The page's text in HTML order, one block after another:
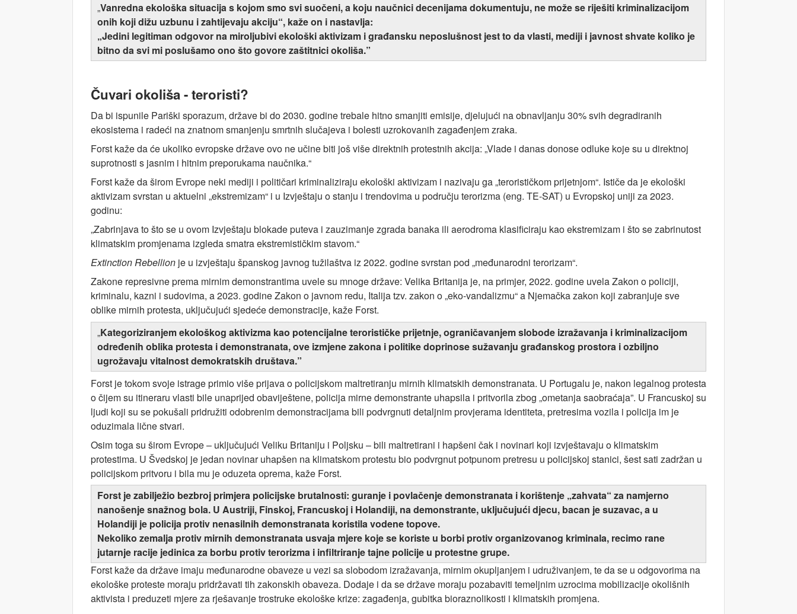
„Vanredna ekološka situacija s kojom smo svi suočeni, a koju naučnici decenijama dokumentuju, ne može se riješiti kriminalizacijom
onih koji dižu uzbunu i zahtijevaju akciju“, kaže on i nastavlja:
„Jedini legitiman odgovor na miroljubivi ekološki aktivizam i građansku neposlušnost jest to da vlasti, mediji i javnost shvate koliko je
bitno da svi mi poslušamo ono što govore zaštitnici okoliša.”
Čuvari okoliša - teroristi?
Da bi ispunile Pariški sporazum, države bi do 2030. godine trebale hitno smanjiti emisije, djelujući na obnavljanju 30% svih degradiranih
ekosistema i radeći na znatnom smanjenju smrtnih slučajeva i bolesti uzrokovanih zagađenjem zraka.
Forst kaže da će ukoliko evropske države ovo ne učine biti još više direktnih protestnih akcija: „Vlade i danas donose odluke koje su u direktnoj
suprotnosti s jasnim i hitnim preporukama naučnika.“
Forst kaže da širom Evrope neki mediji i političari kriminaliziraju ekološki aktivizam i nazivaju ga „terorističkom prijetnjom“. Ističe da je ekološki
aktivizam svrstan u aktuelni „ekstremizam“ i u Izvještaju o stanju i trendovima u području terorizma (eng. TE-SAT) u Evropskoj uniji za 2023.
godinu:
„Zabrinjava to što se u ovom Izvještaju blokade puteva i zauzimanje zgrada banaka ili aerodroma klasificiraju kao ekstremizam i što se zabrinutost
klimatskim promjenama izgleda smatra ekstremističkim stavom.“
Extinction Rebellion je u izvještaju španskog javnog tužilaštva iz 2022. godine svrstan pod „međunarodni terorizam“.
Zakone represivne prema mirnim demonstrantima uvele su mnoge države: Velika Britanija je, na primjer, 2022. godine uvela Zakon o policiji,
kriminalu, kazni i sudovima, a 2023. godine Zakon o javnom redu, Italija tzv. zakon o „eko-vandalizmu“ a Njemačka zakon koji zabranjuje sve
oblike mirnih protesta, uključujući sjedeće demonstracije, kaže Forst.
„Kategoriziranjem ekološkog aktivizma kao potencijalne terorističke prijetnje, ograničavanjem slobode izražavanja i kriminalizacijom
određenih oblika protesta i demonstranata, ove izmjene zakona i politike doprinose sužavanju građanskog prostora i ozbiljno
ugrožavaju vitalnost demokratskih društava.”
Forst je tokom svoje istrage primio više prijava o policijskom maltretiranju mirnih klimatskih demonstranata. U Portugalu je, nakon legalnog protesta
o čijem su itineraru vlasti bile unaprijed obaviještene, policija mirne demonstrante uhapsila i pritvorila zbog „ometanja saobraćaja”. U Francuskoj su
ljudi koji su se pokušali pridružiti odobrenim demonstracijama bili podvrgnuti detaljnim provjerama identiteta, pretresima vozila i policija im je
oduzimala lične stvari.
Osim toga su širom Evrope – uključujući Veliku Britaniju i Poljsku – bili maltretirani i hapšeni čak i novinari koji izvještavaju o klimatskim
protestima. U Švedskoj je jedan novinar uhapšen na klimatskom protestu bio podvrgnut potpunom pretresu u policijskoj stanici, šest sati zadržan u
policijskom pritvoru i bila mu je oduzeta oprema, kaže Forst.
Forst je zabilježio bezbroj primjera policijske brutalnosti: guranje i povlačenje demonstranata i korištenje „zahvata“ za namjerno
nanošenje snažnog bola. U Austriji, Finskoj, Francuskoj i Holandiji, na demonstrante, uključujući djecu, bacan je suzavac, a u
Holandiji je policija protiv nenasilnih demonstranata koristila vodene topove.
Nekoliko zemalja protiv mirnih demonstranata usvaja mjere koje se koriste u borbi protiv organizovanog kriminala, recimo rane
jutarnje racije jedinica za borbu protiv terorizma i infiltriranje tajne policije u protestne grupe.
Forst kaže da države imaju međunarodne obaveze u vezi sa slobodom izražavanja, mirnim okupljanjem i udruživanjem, te da se u odgovorima na
ekološke proteste moraju pridržavati tih zakonskih obaveza. Dodaje i da se države moraju pozabaviti temeljnim uzrocima mobilizacije okolišnih
aktivista i preduzeti mjere za rješavanje trostruke ekološke krize: zagađenja, gubitka bioraznolikosti i klimatskih promjena.